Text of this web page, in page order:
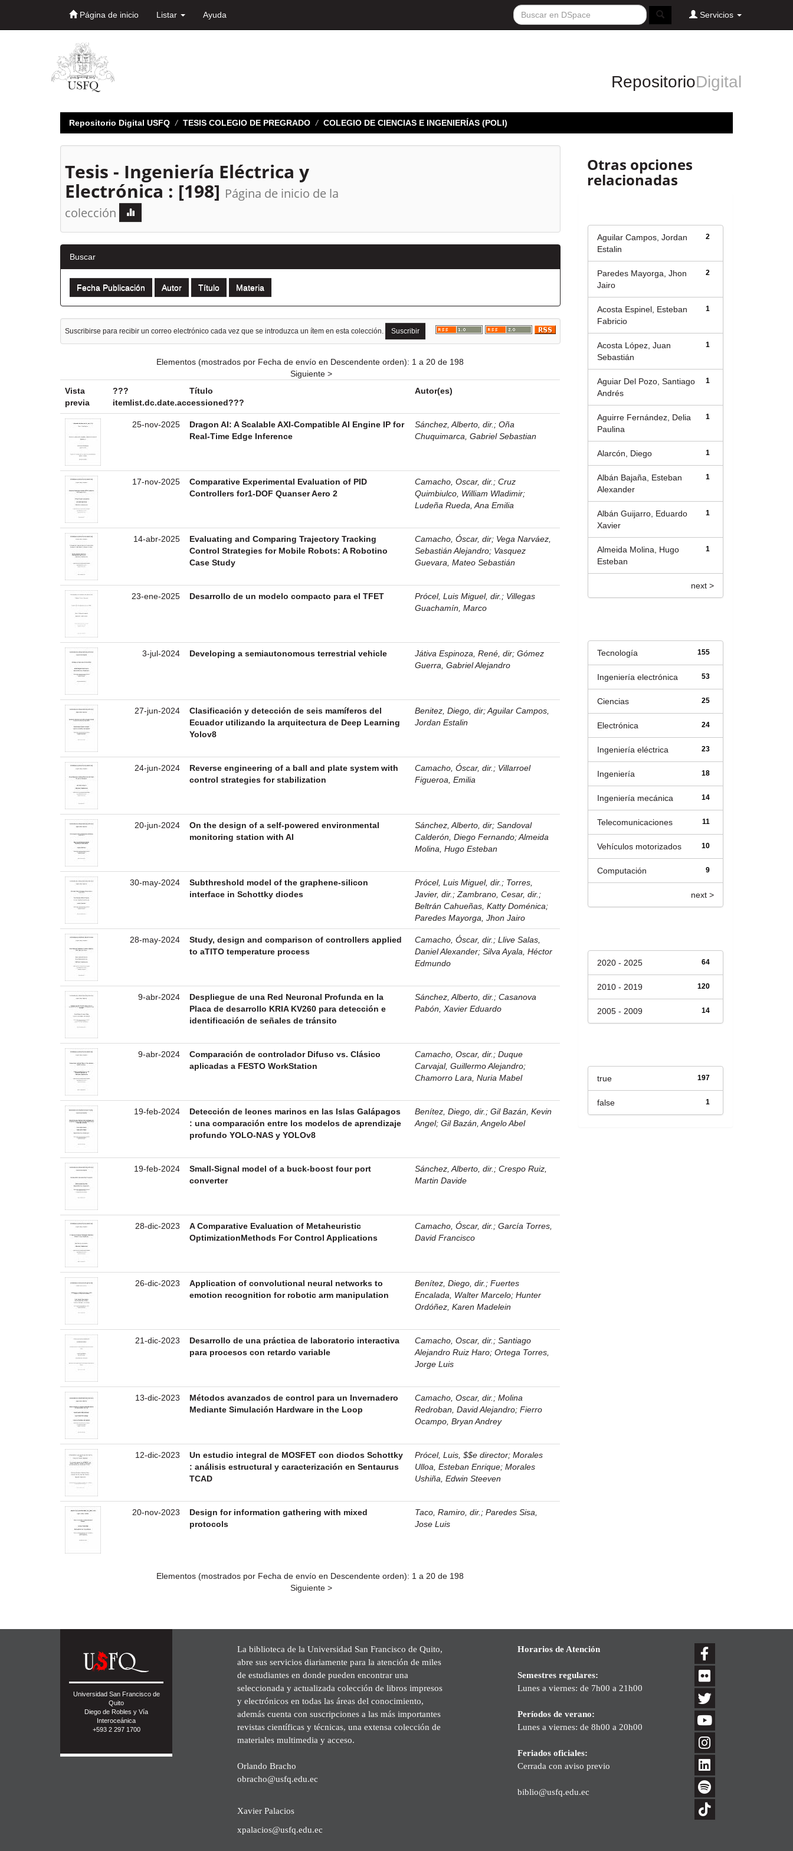
Página de inicio Listar Ayuda Servicios
RepositorioDigital
Repositorio Digital USFQ TESIS COLEGIO DE PREGRADO COLEGIO DE CIENCIAS E INGENIERÍAS (POLI)
Tesis - Ingeniería Eléctrica y
Electrónica : [198] Página de inicio de la
colección
Buscar
Suscribirse para recibir un correo electrónico cada vez que se introduzca un ítem en esta colección.
Elementos (mostrados por Fecha de envío en Descendente orden): 1 a 20 de 198
Siguiente >
Vista
previa
???
itemlist.dc.date.accessioned???
Título Autor(es)
25-nov-2025
Dragon AI: A Scalable AXI-Compatible AI Engine IP for
Real-Time Edge Inference
Sánchez, Alberto, dir. ;Oña
Chuquimarca, Gabriel Sebastian
17-nov-2025
Comparative Experimental Evaluation of PID
Controllers for1-DOF Quanser Aero 2
Camacho, Oscar, dir. ;Cruz
Quimbiulco, William Wladimir;
Ludeña Rueda, Ana Emilia
14-abr-2025
Evaluating and Comparing Trajectory Tracking
Control Strategies for Mobile Robots: A Robotino
Case Study
Camacho, Óscar, dir; Vega Narváez,
Sebastián Alejandro; Vasquez
Guevara, Mateo Sebastián
23-ene-2025 Desarrollo de un modelo compacto para el TFET Prócel, Luis Miguel, dir. ; Villegas
Guachamín, Marco
3-jul-2024 Developing a semiautonomous terrestrial vehicle Játiva Espinoza, René, dir;Gómez
Guerra, Gabriel Alejandro
27-jun-2024
Clasificación y detección de seis mamíferos del
Ecuador utilizando la arquitectura de Deep Learning
Yolov8
Benitez, Diego, dir;Aguilar Campos,
Jordan Estalin
24-jun-2024
Reverse engineering of a ball and plate system with
control strategies for stabilization
Camacho, Óscar, dir. ; Villarroel
Figueroa, Emilia
20-jun-2024
On the design of a self-powered environmental
monitoring station with AI
Sánchez, Alberto, dir;Sandoval
Calderón, Diego Fernando;Almeida
Molina, Hugo Esteban
30-may-2024
Subthreshold model of the graphene-silicon
interface in Schottky diodes
Prócel, Luis Miguel, dir. ; Torres,
Javier, dir. ;Zambrano, Cesar, dir. ;
Beltrán Cahueñas, Katty Doménica;
Paredes Mayorga, Jhon Jairo
28-may-2024
Study, design and comparison of controllers applied
to aTITO temperature process
Camacho, Óscar, dir. ;Llive Salas,
Daniel Alexander;Silva Ayala, Héctor
Edmundo
9-abr-2024
Despliegue de una Red Neuronal Profunda en la
Placa de desarrollo KRIA KV260 para detección e
identificación de señales de tránsito
Sánchez, Alberto, dir. ;Casanova
Pabón, Xavier Eduardo
9-abr-2024
Comparación de controlador Difuso vs. Clásico
aplicadas a FESTO WorkStation
Camacho, Oscar, dir. ;Duque
Carvajal, Guillermo Alejandro;
Chamorro Lara, Nuria Mabel
19-feb-2024
Detección de leones marinos en las Islas Galápagos
: una comparación entre los modelos de aprendizaje
profundo YOLO-NAS y YOLOv8
Benítez, Diego, dir. ;Gil Bazán, Kevin
Angel;Gil Bazán, Angelo Abel
19-feb-2024
Small-Signal model of a buck-boost four port
converter
Sánchez, Alberto, dir. ;Crespo Ruiz,
Martin Davide
28-dic-2023
A Comparative Evaluation of Metaheuristic
OptimizationMethods For Control Applications
Camacho, Óscar, dir. ;García Torres,
David Francisco
26-dic-2023
Application of convolutional neural networks to
emotion recognition for robotic arm manipulation
Benítez, Diego, dir. ;Fuertes
Encalada, Walter Marcelo;Hunter
Ordóñez, Karen Madelein
21-dic-2023
Desarrollo de una práctica de laboratorio interactiva
para procesos con retardo variable
Camacho, Oscar, dir. ;Santiago
Alejandro Ruiz Haro;Ortega Torres,
Jorge Luis
13-dic-2023
Métodos avanzados de control para un Invernadero
Mediante Simulación Hardware in the Loop
Camacho, Oscar, dir. ;Molina
Redroban, David Alejandro;Fierro
Ocampo, Bryan Andrey
12-dic-2023
Un estudio integral de MOSFET con diodos Schottky
: análisis estructural y caracterización en Sentaurus
TCAD
Prócel, Luis, $$e director;Morales
Ulloa, Esteban Enrique;Morales
Ushiña, Edwin Steeven
20-nov-2023
Design for information gathering with mixed
protocols
Taco, Ramiro, dir. ;Paredes Sisa,
Jose Luis
Elementos (mostrados por Fecha de envío en Descendente orden): 1 a 20 de 198
Siguiente >
Otras opciones
relacionadas
2
Aguilar Campos, Jordan
Estalin
2
Paredes Mayorga, Jhon
Jairo
1
Acosta Espinel, Esteban
Fabricio
1
Acosta López, Juan
Sebastián
1
Aguiar Del Pozo, Santiago
Andrés
1
Aguirre Fernández, Delia
Paulina
1
Alarcón, Diego
1
Albán Bajaña, Esteban
Alexander
1
Albán Guijarro, Eduardo
Xavier
1
Almeida Molina, Hugo
Esteban
next >
155
Tecnología
53
Ingeniería electrónica
25
Ciencias
24
Electrónica
23
Ingeniería eléctrica
18
Ingeniería
14
Ingeniería mecánica
11
Telecomunicaciones
10
Vehículos motorizados
9
Computación
next >
64
2020 - 2025
120
2010 - 2019
14
2005 - 2009
197
true
1
false
Universidad San Francisco de
Quito
Diego de Robles y Vía
Interoceánica
+593 2 297 1700
La biblioteca de la Universidad San Francisco de Quito,
abre sus servicios diariamente para la atención de miles
de estudiantes en donde pueden encontrar una
seleccionada y actualizada colección de libros impresos
y electrónicos en todas las áreas del conocimiento,
además cuenta con suscripciones a las más importantes
revistas científicas y técnicas, una extensa colección de
materiales multimedia y acceso.
Orlando Bracho
obracho@usfq.edu.ec
Xavier Palacios
xpalacios@usfq.edu.ec
Horarios de Atención
Semestres regulares:
Lunes a viernes: de 7h00 a 21h00
Períodos de verano:
Lunes a viernes: de 8h00 a 20h00
Feriados oficiales:
Cerrada con aviso previo
biblio@usfq.edu.ec